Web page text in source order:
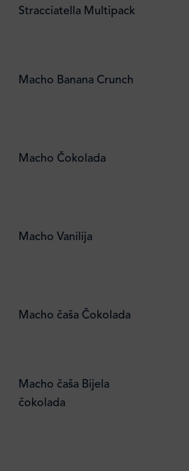
Stracciatella Multipack
Macho Banana Crunch
Macho Čokolada
Macho Vanilija
Macho čaša Čokolada
Macho čaša Bijela
čokolada